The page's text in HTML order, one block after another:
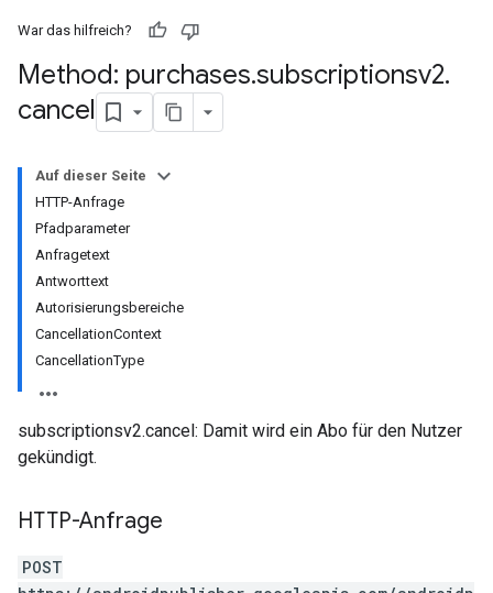
War das hilfreich?
Method: purchases.subscriptionsv2.
cancel
Auf dieser Seite
HTTP-Anfrage
Pfadparameter
Anfragetext
Antworttext
Autorisierungsbereiche
CancellationContext
CancellationType
subscriptionsv2.cancel: Damit wird ein Abo für den Nutzer
gekündigt.
HTTP-Anfrage
POST